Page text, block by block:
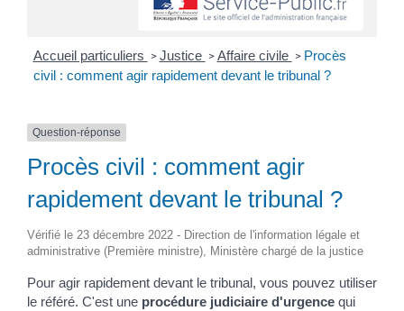
Accueil particuliers > Justice > Affaire civile > Procès
civil : comment agir rapidement devant le tribunal ?
Question-réponse
Procès civil : comment agir
rapidement devant le tribunal ?
Vérifié le 23 décembre 2022 - Direction de l'information légale et
administrative (Première ministre), Ministère chargé de la justice
Pour agir rapidement devant le tribunal, vous pouvez utiliser
le référé. C'est une procédure judiciaire d'urgence qui